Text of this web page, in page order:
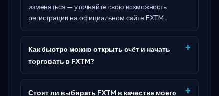
изменяться — уточняйте свою возможность
регистрации на официальном сайтеFXTM .
Как быстро можно открыть счёт и начать
торговать в FXTM?
Стоит ли выбирать FXTM в качестве моего